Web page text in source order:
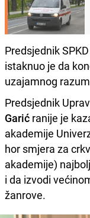
Predsjednik
istaknuo je da
uzajamnog
Predsjednik
Garić ranije je
akademije
hor smjera za
akademije)
i da izvodi
žanrove.